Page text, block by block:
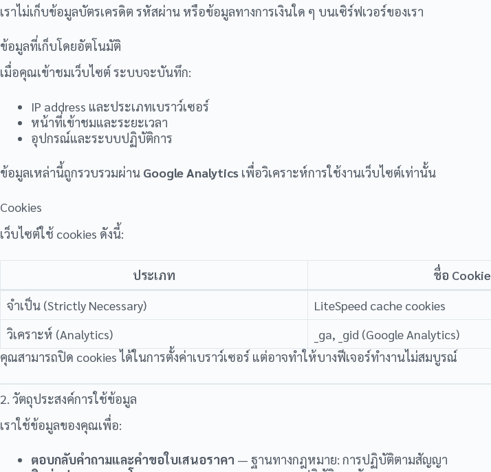
เราไม่เก็บข้อมูลบัตรเครดิต รหัสผ่าน หรือข้อมูลทางการเงินใด ๆ บนเซิร์ฟเวอร์ของเรา
ข้อมูลที่เก็บโดยอัตโนมัติ
เมื่อคุณเข้าชมเว็บไซต์ ระบบจะบันทึก:
IP address และประเภทเบราว์เซอร์
หน้าที่เข้าชมและระยะเวลา
อุปกรณ์และระบบปฏิบัติการ
ข้อมูลเหล่านี้ถูกรวบรวมผ่าน Google Analytics เพื่อวิเคราะห์การใช้งานเว็บไซต์เท่านั้น
Cookies
เว็บไซต์ใช้ cookies ดังนี้:
ประเภท ชื่อ Cookie
จำเป็น (Strictly Necessary)
LiteSpeed cache cookies
วิเคราะห์ (Analytics)
_ga, _gid (Google Analytics)
คุณสามารถปิด cookies ได้ในการตั้งค่าเบราว์เซอร์ แต่อาจทำให้บางฟีเจอร์ทำงานไม่สมบูรณ์
2. วัตถุประสงค์การใช้ข้อมูล
เราใช้ข้อมูลของคุณเพื่อ:
ตอบกลับคำถามและคำขอใบเสนอราคา — ฐานทางกฎหมาย: การปฏิบัติตามสัญญา